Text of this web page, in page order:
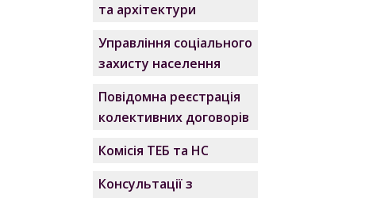
та архітектури
Управління соціального
захисту населення
Повідомна реєстрація
колективних договорів
Комісія ТЕБ та НС
Консультації з